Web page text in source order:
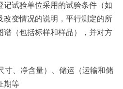
试验单位采用的试验条件（如
改变情况的说明，平行测定的所
谱（包括标样和样品），并对方
寸、净含量）、储运（运输和储
期等